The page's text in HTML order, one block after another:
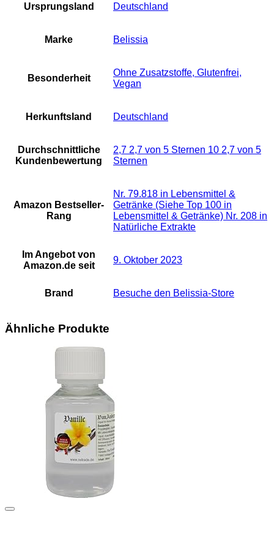
Ursprungsland ‎Deutschland
Marke ‎Belissia
Besonderheit
‎Ohne Zusatzstoffe, Glutenfrei,
Vegan
Herkunftsland ‎Deutschland
Durchschnittliche
Kundenbewertung
2,7 2,7 von 5 Sternen 10 2,7 von 5
Sternen
Amazon Bestseller-
Rang
Nr. 79.818 in Lebensmittel &
Getränke (Siehe Top 100 in
Lebensmittel & Getränke) Nr. 208 in
Natürliche Extrakte
Im Angebot von
Amazon.de seit
9. Oktober 2023
Brand Besuche den Belissia-Store
Ähnliche Produkte